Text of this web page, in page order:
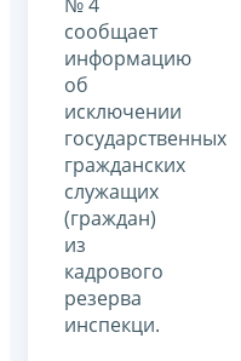
сообщает
информацию
об
исключении
государственных
гражданских
служащих
(граждан)
из
кадрового
резерва
инспекци.